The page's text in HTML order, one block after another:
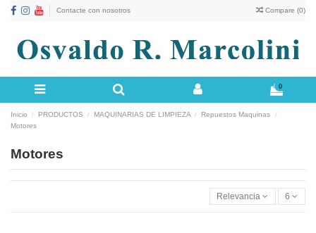
Contacte con nosotros Compare (0)
0
Inicio PRODUCTOS MAQUINARIAS DE LIMPIEZA
Repuestos Maquinas
Motores
Motores
Relevancia 6